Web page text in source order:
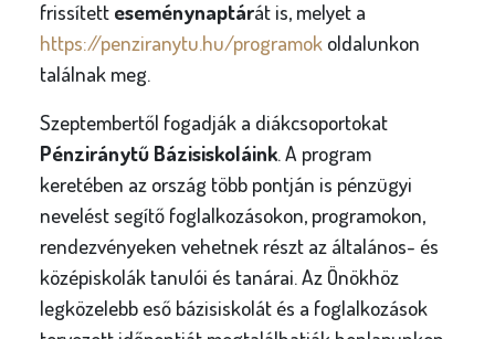
frissített eseménynaptárát is, melyet a
https://penziranytu.hu/programokoldalunkon
találnak meg.
Szeptembertől fogadják a diákcsoportokat
Pénziránytű Bázisiskoláink. A program
keretében az ország több pontján is pénzügyi
nevelést segítő foglalkozásokon, programokon,
rendezvényeken vehetnek részt az általános- és
középiskolák tanulói és tanárai. Az Önökhöz
legközelebb eső bázisiskolát és a foglalkozások